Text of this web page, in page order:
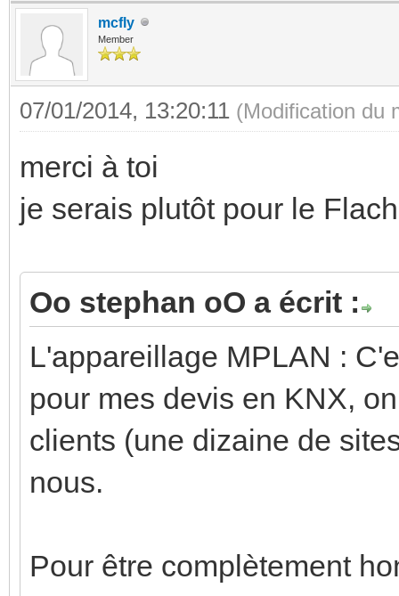
mcfly
Member
07/01/2014, 13:20:11 (Modification du
merci à toi
je serais plutôt pour le
Oo stephan oO a écrit :
L'appareillage MPLAN :
pour mes devis en KNX,
clients (une dizaine de
nous.
Pour être complètement